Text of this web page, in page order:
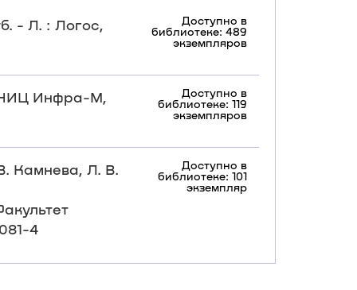
- Л. : Логос,
Доступно в
библиотеке: 489
экземпляров
НИЦ Инфра-М,
Доступно в
библиотеке: 119
экземпляров
Камнева, Л. В.
4
Доступно в
библиотеке: 101
экземпляр